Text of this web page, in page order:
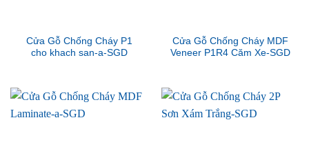
Cửa Gỗ Chống Cháy P1
cho khach san-a-SGD
Cửa Gỗ Chống Cháy MDF
Veneer P1R4 Căm Xe-SGD